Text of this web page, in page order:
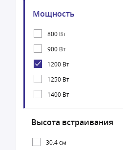
Мощность
800 Вт
900 Вт
1200 Вт
1250 Вт
1400 Вт
Высота встраивания
30.4 см